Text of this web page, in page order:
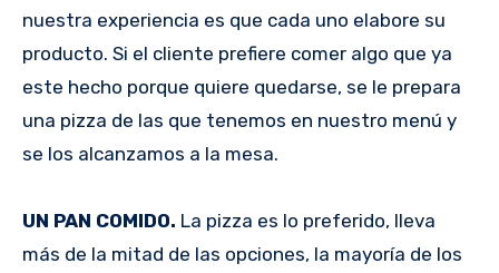
nuestra experiencia es que cada uno elabore su
producto. Si el cliente prefiere comer algo que ya
este hecho porque quiere quedarse, se le prepara
una pizza de las que tenemos en nuestro menú y
se los alcanzamos a la mesa.
UN PAN COMIDO. La pizza es lo preferido, lleva
más de la mitad de las opciones, la mayoría de los